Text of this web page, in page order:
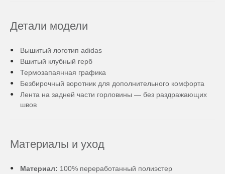
Детали модели
Вышитый логотип adidas
Вшитый клубный герб
Термозапаянная графика
Безбирочный воротник для дополнительного комфорта
Лента на задней части горловины — без раздражающих
швов
Материалы и уход
Материал: 100% переработанный полиэстер